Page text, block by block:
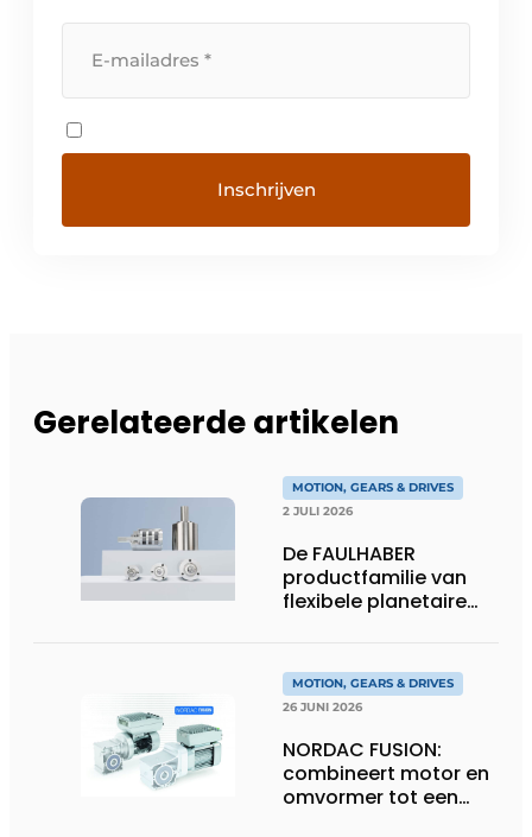
Gerelateerde artikelen
MOTION, GEARS & DRIVES
2 JULI 2026
De FAULHABER
productfamilie van
flexibele planetaire
MOTION, GEARS & DRIVES
26 JUNI 2026
NORDAC FUSION:
combineert motor en
omvormer tot een